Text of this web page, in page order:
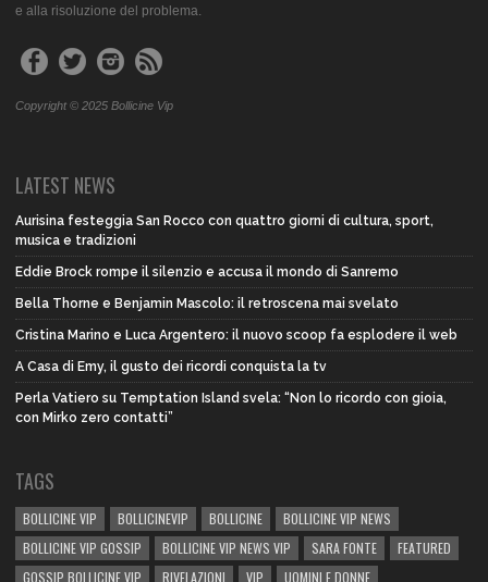
e alla risoluzione del problema.
Copyright © 2025 Bollicine Vip
LATEST NEWS
Aurisina festeggia San Rocco con quattro giorni di cultura, sport,
musica e tradizioni
Eddie Brock rompe il silenzio e accusa il mondo di Sanremo
Bella Thorne e Benjamin Mascolo: il retroscena mai svelato
Cristina Marino e Luca Argentero: il nuovo scoop fa esplodere il web
A Casa di Emy, il gusto dei ricordi conquista la tv
Perla Vatiero su Temptation Island svela: “Non lo ricordo con gioia,
con Mirko zero contatti”
TAGS
BOLLICINE VIP BOLLICINEVIP BOLLICINE
BOLLICINE VIP NEWS
BOLLICINE VIP GOSSIP
BOLLICINE VIP NEWS VIP SARA FONTE
FEATURED
GOSSIP BOLLICINE VIP
RIVELAZIONI VIP UOMINI E DONNE